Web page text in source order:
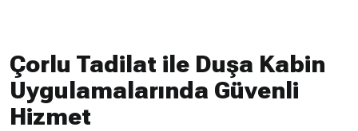
Çorlu Tadilat ile Duşa Kabin
Uygulamalarında Güvenli
Hizmet